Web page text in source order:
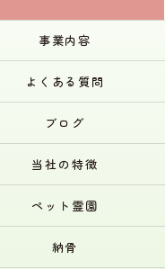
事業内容
よくある質問
ブログ
当社の特徴
ペット霊園
納骨